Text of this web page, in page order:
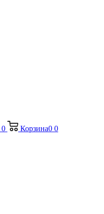
0 Корзина0 0